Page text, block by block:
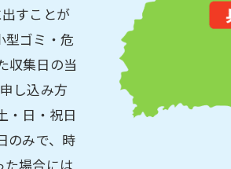
すことが
型ゴミ・危
収集日の当
し込み方
・日・祝日
のみで、時
た場合には